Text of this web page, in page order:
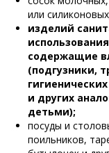
или
изделий
содержащие
(подгузники,
и других
детьми);
посуды и
поильников,